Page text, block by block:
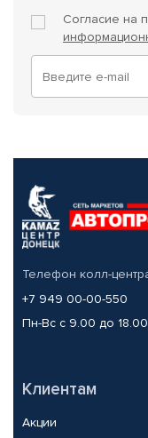
Согласие на
Телефон колл-
+7 949 00-00-550
Пн-Вс с 9.00 до 18.00
Клиентам
Акции